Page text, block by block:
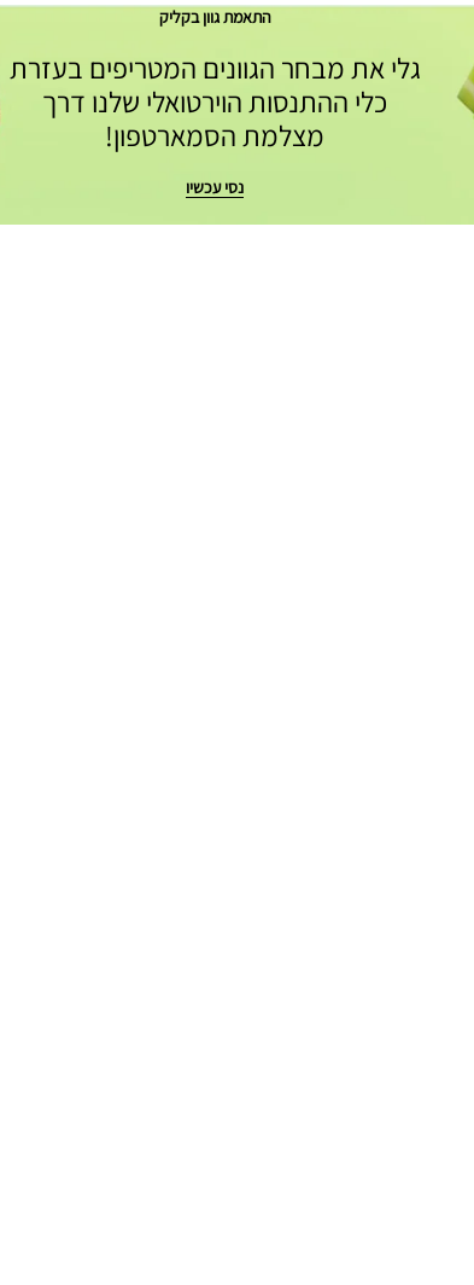
התאמת גוון בקליק
גלי את מבחר הגוונים המטריפים בעזרת
כלי ההתנסות הוירטואלי שלנו דרך
מצלמת הסמארטפון!
נסי עכשיו